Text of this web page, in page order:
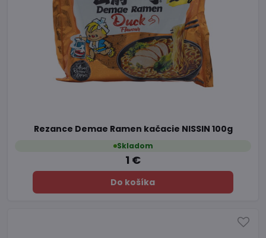
Rezance Demae Ramen kačacie NISSIN 100g
Skladom
1 €
Do košíka